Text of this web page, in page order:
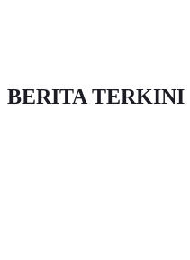
BERITA TERKINI